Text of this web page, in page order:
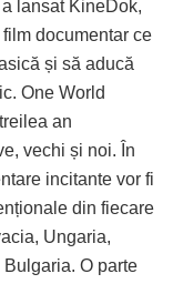
lansat KineDok,
documentar ce
și să aducă
One World
an
vechi și noi. În
incitante vor fi
din fiecare
Ungaria,
O parte